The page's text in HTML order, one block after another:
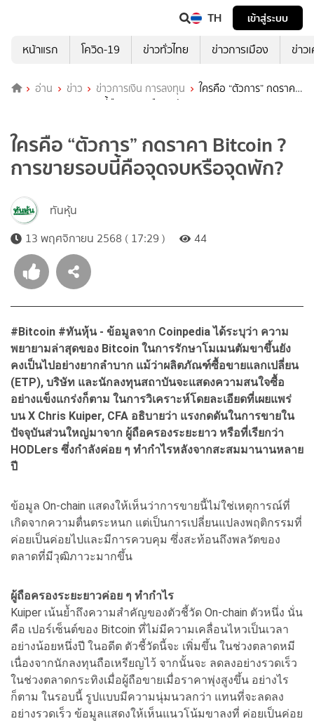
TH
เข้าสู่ระบบ
หน้าแรก
โควิด-19 ข่าวทั่วไทย ข่าวการเมือง ข่าว
อ่าน ข่าว ข่าวการเงิน การลงทุน
ใครคือ “ตัวการ” กดราคา
Bitcoin ? การขายรอบนี้คือจุดจบหรือจุดพัก?
ใครคือ “ตัวการ” กดราคา Bitcoin ?
การขายรอบนี้คือจุดจบหรือจุดพัก?
ทันหุ้น
13 พฤศจิกายน 2568 ( 17:29 )
44
#Bitcoin #ทันหุ้น - ข้อมูลจาก Coinpedia ได้ระบุว่า ความ
พยายามล่าสุดของ Bitcoin ในการรักษาโมเมนตัมขาขึ้นยัง
คงเป็นไปอย่างยากลำบาก แม้ว่าผลิตภัณฑ์ซื้อขายแลกเปลี่ยน
(ETP), บริษัท และนักลงทุนสถาบันจะแสดงความสนใจซื้อ
อย่างแข็งแกร่งก็ตาม ในการวิเคราะห์โดยละเอียดที่เผยแพร่
บน X Chris Kuiper, CFA อธิบายว่า แรงกดดันในการขายใน
ปัจจุบันส่วนใหญ่มาจาก ผู้ถือครองระยะยาว หรือที่เรียกว่า
HODLers ซึ่งกำลังค่อย ๆ ทำกำไรหลังจากสะสมมานานหลาย
ปี
ข้อมูล On-chain แสดงให้เห็นว่าการขายนี้ไม่ใช่เหตุการณ์ที่
เกิดจากความตื่นตระหนก แต่เป็นการเปลี่ยนแปลงพฤติกรรมที่
ค่อยเป็นค่อยไปและมีการควบคุม ซึ่งสะท้อนถึงพลวัตของ
ตลาดที่มีวุฒิภาวะมากขึ้น
ผู้ถือครองระยะยาวค่อย ๆ ทำกำไร
Kuiper เน้นย้ำถึงความสำคัญของตัวชี้วัด On-chain ตัวหนึ่ง นั่น
คือ เปอร์เซ็นต์ของ Bitcoin ที่ไม่มีความเคลื่อนไหวเป็นเวลา
อย่างน้อยหนึ่งปี ในอดีต ตัวชี้วัดนี้จะ เพิ่มขึ้น ในช่วงตลาดหมี
เนื่องจากนักลงทุนถือเหรียญไว้ จากนั้นจะ ลดลงอย่างรวดเร็ว
ในช่วงตลาดกระทิงเมื่อผู้ถือขายเมื่อราคาพุ่งสูงขึ้น อย่างไร
ก็ตาม ในรอบนี้ รูปแบบมีความนุ่มนวลกว่า แทนที่จะลดลง
อย่างรวดเร็ว ข้อมูลแสดงให้เห็นแนวโน้มขาลงที่ ค่อยเป็นค่อย